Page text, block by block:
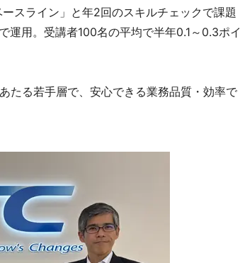
スライン」と年2回のスキルチェックで課題
用。受講者100名の平均で半年0.1～0.3ポイ
たる若手層で、安心できる業務品質・効率で